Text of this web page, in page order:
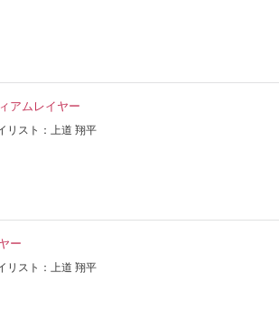
アムレイヤー
リスト：上道 翔平
ー
リスト：上道 翔平